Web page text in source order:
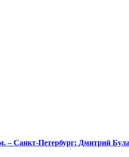
Санкт-Петербург: Дмитрий